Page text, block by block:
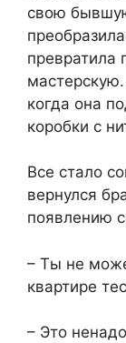
свою
когда она
коробки с
Все стало
вернулся
появлению
– Ты не
квартире
– Это